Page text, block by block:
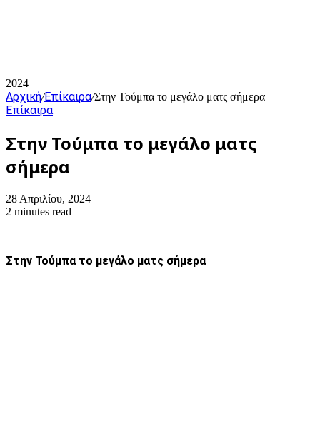
2024
Αρχική/Επίκαιρα/Στην Τούμπα το μεγάλο ματς σήμερα
Επίκαιρα
Στην Τούμπα το μεγάλο ματς
σήμερα
28 Απριλίου, 2024
2 minutes read
Στην Τούμπα το μεγάλο ματς σήμερα